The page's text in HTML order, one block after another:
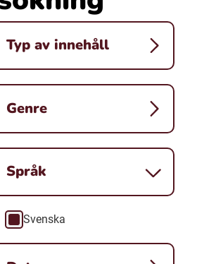
Typ av innehåll
Genre
Språk
Språk
Svenska